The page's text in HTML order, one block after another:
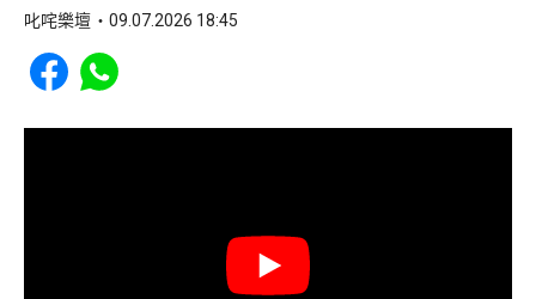
叱咤樂壇 09.07.2026 18:45
Share to Facebook
Share to WhatsApp